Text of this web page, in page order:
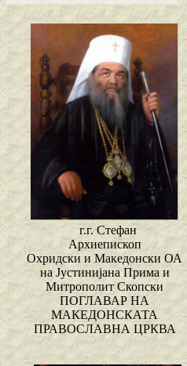
г.г. Стефан
Архиепископ
Охридски и Македонски ОА
на Јустинијана Прима и
Митрополит Скопски
ПОГЛАВАР НА
МАКЕДОНСКАТА
ПРАВОСЛАВНА ЦРКВА